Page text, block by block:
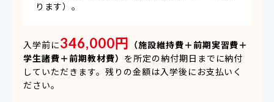
ります）。
入学前に346,000円
（施設維持費＋前期実習費＋
学生諸費＋前期教材費） を所定の納付期日までに納付
していただきます。残りの金額は入学後にお支払いく
ださい。